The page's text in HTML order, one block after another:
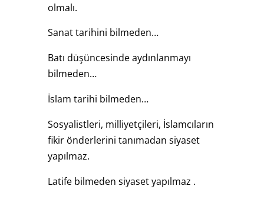
olmalı.
Sanat tarihini bilmeden…
Batı düşüncesinde aydınlanmayı
bilmeden…
İslam tarihi bilmeden…
Sosyalistleri, milliyetçileri, İslamcıların
fikir önderlerini tanımadan siyaset
yapılmaz.
Latife bilmeden siyaset yapılmaz .